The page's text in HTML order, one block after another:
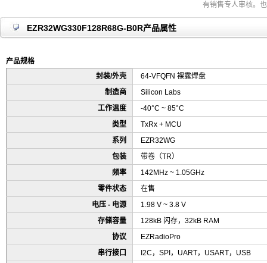
有销售专人审核。
EZR32WG330F128R68G-B0R产品属性
产品规格
封装/外壳
64-VFQFN 裸露焊盘
制造商
Silicon Labs
工作温度
-40°C ~ 85°C
类型
TxRx + MCU
系列
EZR32WG
包装
带卷（TR）
频率
142MHz ~ 1.05GHz
零件状态
在售
电压 - 电源
1.98 V ~ 3.8 V
存储容量
128kB 闪存，32kB RAM
协议
EZRadioPro
串行接口
I2C，SPI，UART，USART，USB